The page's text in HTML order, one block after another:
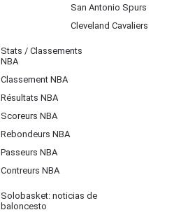
San Antonio Spurs
Cleveland Cavaliers
Stats / Classements
NBA
Classement NBA
Résultats NBA
Scoreurs NBA
Rebondeurs NBA
Passeurs NBA
Contreurs NBA
Solobasket: noticias de
baloncesto